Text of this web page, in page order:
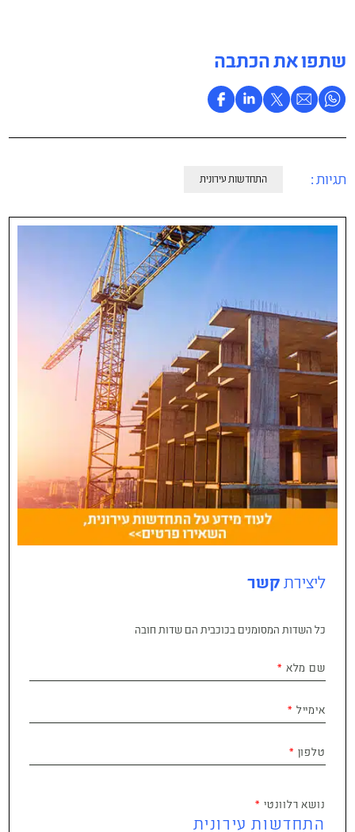
שתפו את הכתבה
תגיות : התחדשות עירונית
ליצירת קשר
כל השדות המסומנים בכוכבית הם שדות חובה
שם מלא
אימייל
טלפון
נושא רלוונטי